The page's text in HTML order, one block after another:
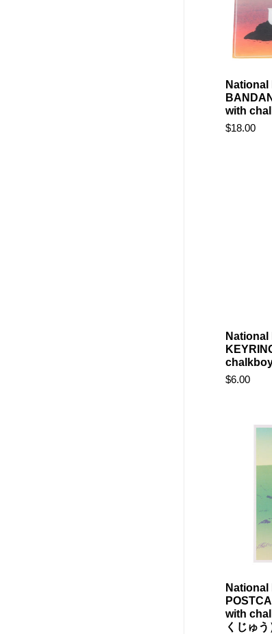
with
$18.00
chalkboy
$6.00
with
くじゅう